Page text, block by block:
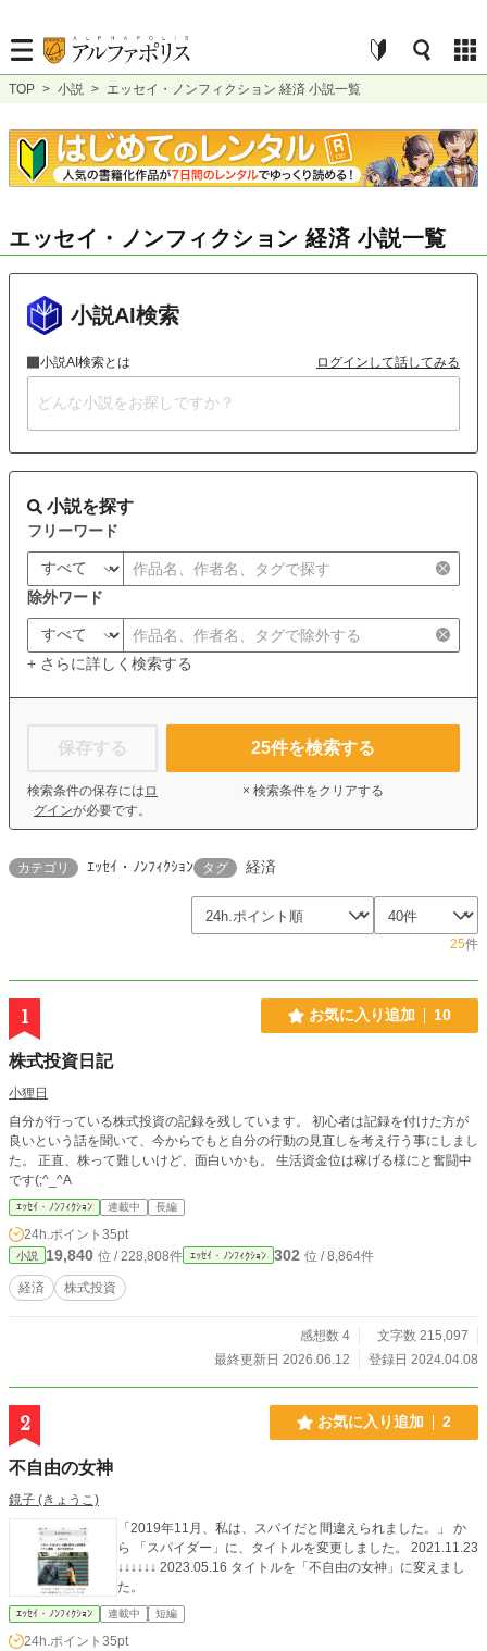
TOP > 小説 > エッセイ・ノンフィクション 経済 小説一覧
エッセイ・ノンフィクション 経済 小説一覧
小説AI検索
小説AI検索とは ログインして話してみる
小説を探す
フリーワード
除外ワード
+ さらに詳しく検索する
保存する
検索条件の保存には ロ
グインが必要です。
25件を検索する
× 検索条件をクリアする
カテゴリ ｴｯｾｲ・ﾉﾝﾌｨｸｼｮﾝ タグ 経済
25件
1 お気に入り追加 10
株式投資日記
小狸日
自分が行っている株式投資の記録を残しています。 初心者は記録を付けた方が
良いという話を聞いて、今からでもと自分の行動の見直しを考え行う事にしまし
た。 正直、株って難しいけど、面白いかも。 生活資金位は稼げる様にと奮闘中
です(;^_^A
ｴｯｾｲ・ﾉﾝﾌｨｸｼｮﾝ 連載中 長編
24h.ポイント 35pt
小説 19,840 位 / 228,808件 ｴｯｾｲ・ﾉﾝﾌｨｸｼｮﾝ 302 位 / 8,864件
経済 株式投資
感想数 4
文字数 215,097
最終更新日 2026.06.12
登録日 2024.04.08
2 お気に入り追加 2
不自由の女神
鏡子 (きょうこ)
「2019年11月、私は、スパイだと間違えられました。」 か
ら 「スパイダー」に、タイトルを変更しました。 2021.11.23
↓↓↓↓↓↓ 2023.05.16 タイトルを「不自由の女神」に変えまし
た。
ｴｯｾｲ・ﾉﾝﾌｨｸｼｮﾝ 連載中 短編
24h.ポイント 35pt